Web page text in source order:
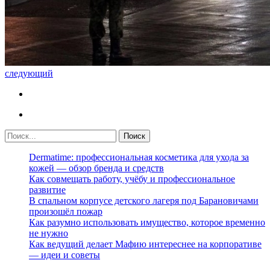
следующий
Dermatime: профессиональная косметика для ухода за
кожей — обзор бренда и средств
Как совмещать работу, учёбу и профессиональное
развитие
В спальном корпусе детского лагеря под Барановичами
произошёл пожар
Как разумно использовать имущество, которое временно
не нужно
Как ведущий делает Мафию интереснее на корпоративе
— идеи и советы